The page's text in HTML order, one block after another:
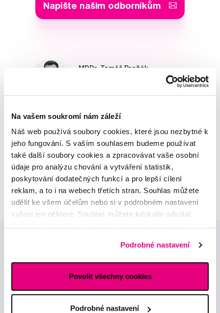
Na vašem soukromí nám záleží
Náš web používá soubory cookies, které jsou nezbytné k
jeho fungování. S vaším souhlasem budeme používat
také další soubory cookies a zpracovávat vaše osobní
údaje pro analýzu chování a vytváření statistik,
poskytování dodatečných funkcí a pro lepší cílení
reklam, a to i na webech třetích stran. Souhlas můžete
udělit ke všem účelům nebo si v podrobném nastavení
vybrat jen některé. Souhlas můžete kdykoliv odvolat.
Podrobné nastavení
Povolit všechny cookies
Podrobné nastavení
Napište našim odborníkům
MDDr. Tomáš Pražák
Alena Růžičková
sortimentu
MUDr. Alžběta Smetanová
atestovaná lékařka
dermatovenerologie
Novinky a nabídky